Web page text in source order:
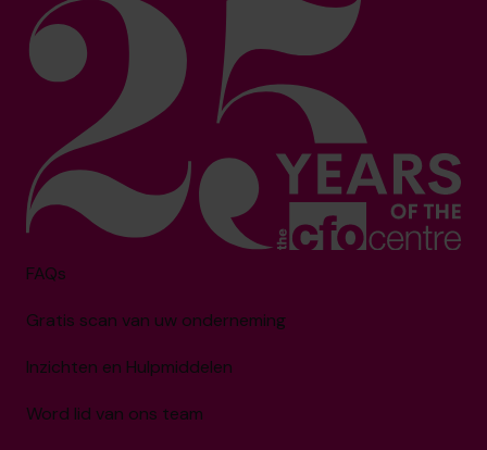
FAQs
Gratis scan van uw onderneming
Inzichten en Hulpmiddelen
Word lid van ons team